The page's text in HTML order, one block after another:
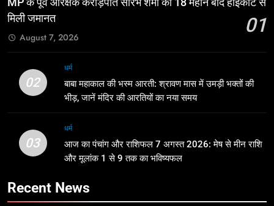
MP के पूर्व आरक्षक करोड़पति सौरभ शर्मा को 18 महीने बाद हाईकोर्ट से
मिली जमानत
01
August 7, 2026
02
धर्म
बाबा महाकाल की भस्म आरती: श्रावण मास में उमड़ी भक्तों की
भीड़, जानें मंदिर की आरतियों का नया समय
03
धर्म
आज का पंचांग और राशिफल 7 अगस्त 2026: मेष से मीन राशि
और मूलांक 1 से 9 तक का भविष्यफल
Recent News